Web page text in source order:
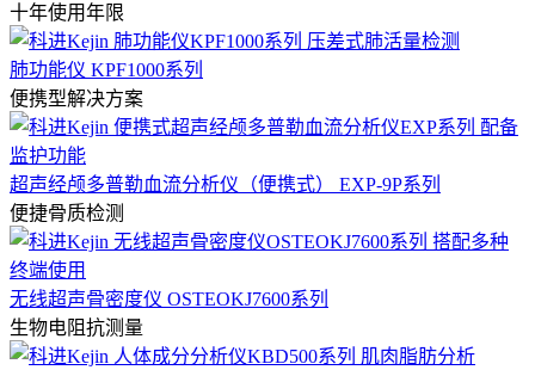
十年使用年限
肺功能仪 KPF1000系列
便携型解决方案
超声经颅多普勒血流分析仪（便携式） EXP-9P系列
便捷骨质检测
无线超声骨密度仪 OSTEOKJ7600系列
生物电阻抗测量